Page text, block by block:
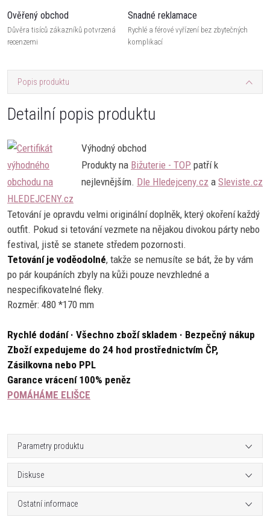
Ověřený obchod
Důvěra tisíců zákazníků potvrzená
recenzemi
Snadné reklamace
Rychlé a férové vyřízení bez zbytečných
komplikací
Popis produktu
Detailní popis produktu
Výhodný obchod
Produkty na Bižuterie - TOP patří k
nejlevnějším. Dle Hledejceny.cz a Sleviste.cz
Tetování je opravdu velmi originální doplněk, který okoření každý
outfit. Pokud si tetování vezmete na nějakou divokou párty nebo
festival, jistě se stanete středem pozornosti.
Tetování je voděodolné, takže se nemusíte se bát, že by vám
po pár koupáních zbyly na kůži pouze nevzhledné a
nespecifikovatelné fleky.
Rozměr: 480 *170 mm
Rychlé dodání · Všechno zboží skladem · Bezpečný nákup
Zboží expedujeme do 24 hod prostřednictvím ČP,
Zásilkovna nebo PPL
Garance vrácení 100% peněz
POMÁHÁME ELIŠCE
Parametry produktu
Diskuse
Ostatní informace